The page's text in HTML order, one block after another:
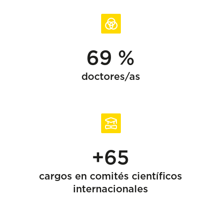
69 %
doctores/as
+65
cargos en comités científicos
internacionales